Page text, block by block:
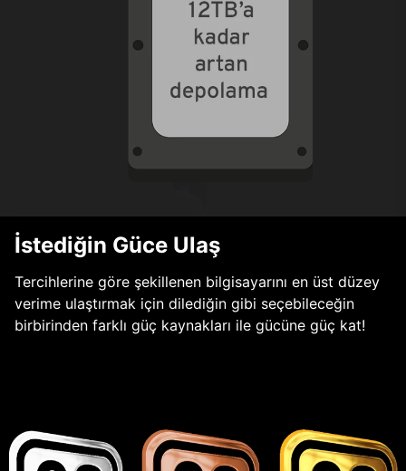
İstediğin Güce Ulaş
Tercihlerine göre şekillenen bilgisayarını en üst düzey
verime ulaştırmak için dilediğin gibi seçebileceğin
birbirinden farklı güç kaynakları ile gücüne güç kat!